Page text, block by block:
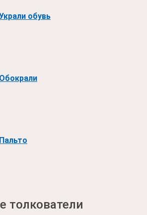
обувь
Обокрали
Пальто
толкователи